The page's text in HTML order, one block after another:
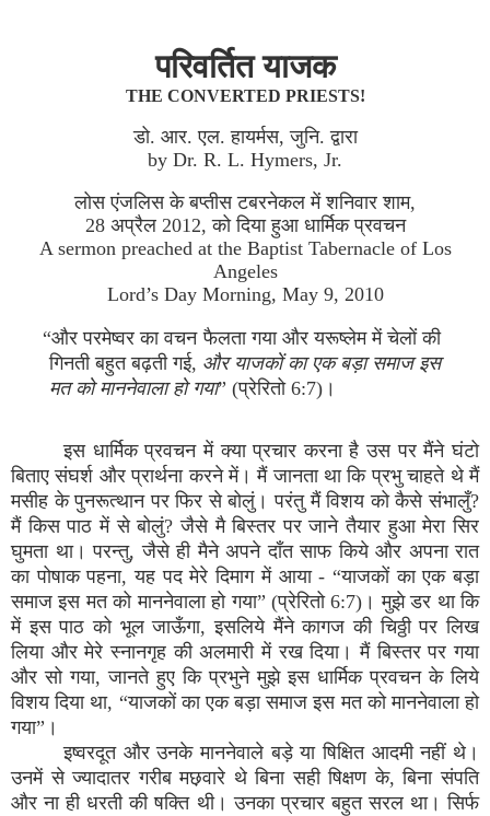
परिवर्तित याजक
THE CONVERTED PRIESTS!
डो. आर. एल. हायर्मस, जुनि. द्वारा
by Dr. R. L. Hymers, Jr.
लोस एंजलिस के बप्‍तीस टबरनेकल में शनिवार शाम,
28 अप्रैल 2012, को दिया हुआ धार्मिक प्रवचन
A sermon preached at the Baptist Tabernacle of Los
Angeles
Lord’s Day Morning, May 9, 2010
“और परमेष्‍वर का वचन फैलता गया और यरूष्‍लेम में चेलों की
गिनती बहुत बढ़ती गई, और याजकों का एक बड़ा समाज इस
मत को माननेवाला हो गया” (प्रेरितो 6:7)।
इस धार्मिक प्रवचन में क्‍या प्रचार करना है उस पर मैंने घंटो
बिताए संघर्श और प्रार्थना करने में। मैं जानता था कि प्रभु चाहते थे मैं
मसीह के पुनरूत्‍थान पर फिर से बोलुं। परंतु मैं विशय को कैसे संभालुँ?
मैं किस पाठ में से बोलुं? जैसे मै बिस्‍तर पर जाने तैयार हुआ मेरा सिर
घुमता था। परन्‍तु, जैसे ही मैने अपने दाँत साफ किये और अपना रात
का पोषाक पहना, यह पद मेरे दिमाग में आया - “याजकों का एक बड़ा
समाज इस मत को माननेवाला हो गया” (प्रेरितो 6:7)। मुझे डर था कि
में इस पाठ को भूल जाऊँगा, इसलिये मैंने कागज की चिठ्ठी पर लिख
लिया और मेरे स्‍नानगृह की अलमारी में रख दिया। मैं बिस्‍तर पर गया
और सो गया, जानते हुए कि प्रभुने मुझे इस धार्मिक प्रवचन के लिये
विशय दिया था, “याजकों का एक बड़ा समाज इस मत को माननेवाला हो
गया”।
इष्‍वरदूत और उनके माननेवाले बड़े या षिक्षित आदमी नहीं थे।
उनमें से ज्‍यादातर गरीब मछ़वारे थे बिना सही षिक्षण के, बिना संपति
और ना ही धरती की षक्‍ति थी। उनका प्रचार बहुत सरल था। सिर्फ